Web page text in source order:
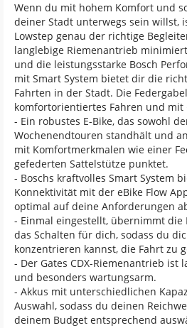
Wenn du mit hohem Komfort und
deiner Stadt unterwegs sein willst,
Lowstep genau der richtige
langlebige Riemenantrieb
und die leistungsstarke Bosch
mit Smart System bietet dir die
Fahrten in der Stadt. Die
komfortorientiertes Fahren und mit
- Ein robustes E-Bike, das sowohl
Wochenendtouren standhält und
mit Komfortmerkmalen wie einer
gefederten Sattelstütze punktet.
- Boschs kraftvolles Smart System
Konnektivität mit der eBike Flow
optimal auf deine Anforderungen
- Einmal eingestellt, übernimmt die
das Schalten für dich, sodass du
konzentrieren kannst, die Fahrt zu
- Der Gates CDX-Riemenantrieb ist
und besonders wartungsarm.
- Akkus mit unterschiedlichen
Auswahl, sodass du deinen
deinem Budget entsprechend